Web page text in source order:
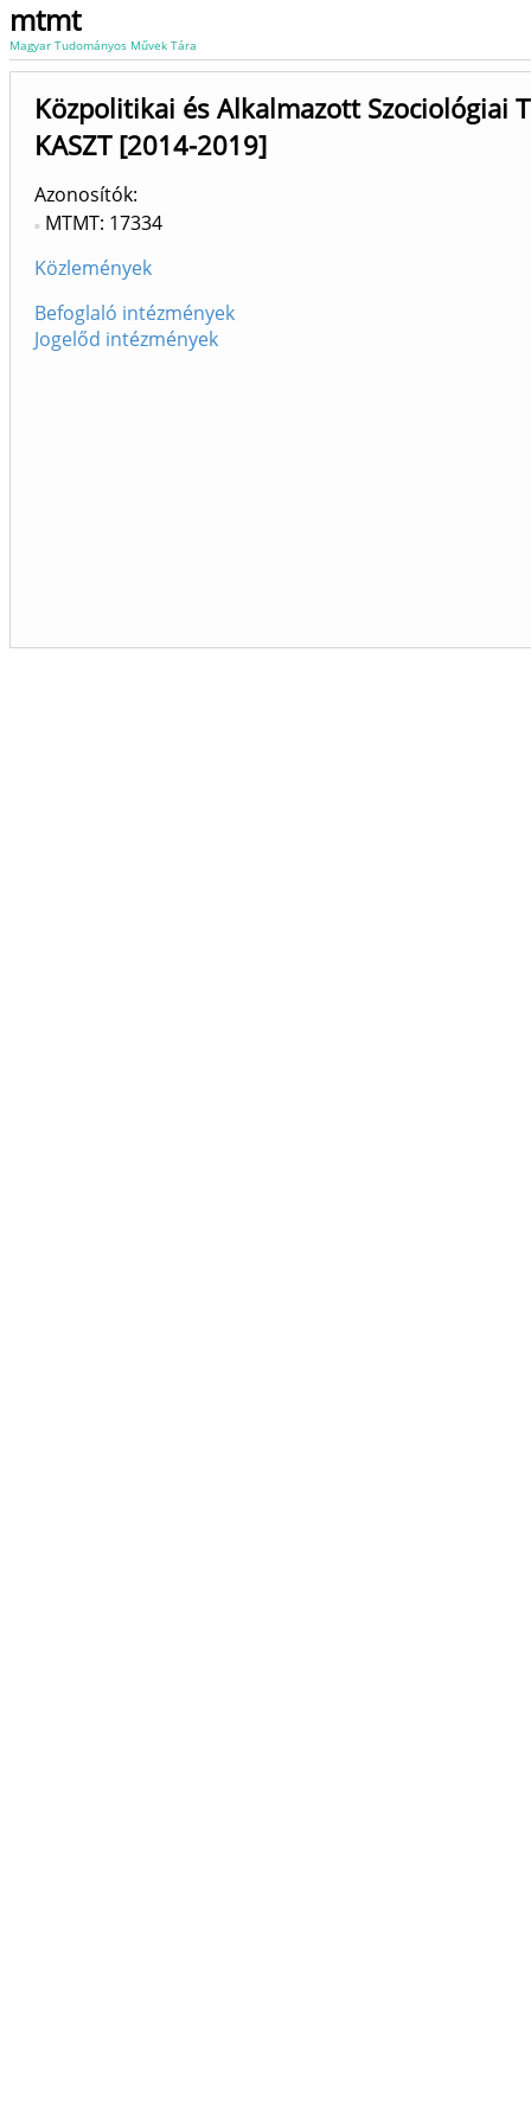
mtmt
Magyar Tudományos Művek Tára
Közpolitikai és Alkalmazott Szociológiai
KASZT [2014-2019]
Azonosítók
MTMT: 17334
Közlemények
Befoglaló intézmények
Jogelőd intézmények